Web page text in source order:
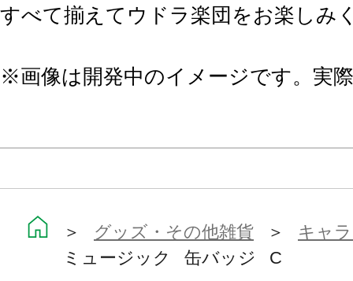
すべて揃えてウドラ楽団をお楽しみ
※画像は開発中のイメージです。実
＞ グッズ・その他雑貨 ＞ キャ
ミュージック 缶バッジ C